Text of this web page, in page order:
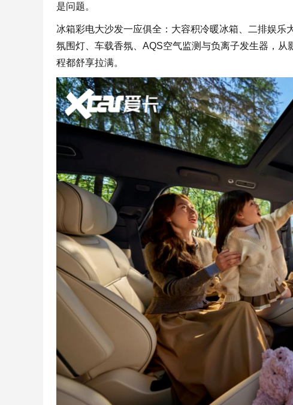
是问题。
冰箱彩电大沙发一应俱全：大容积冷暖冰箱、二排娱
氛围灯、车载香氛、AQS空气监测与负离子发生器，
程都舒享拉满。